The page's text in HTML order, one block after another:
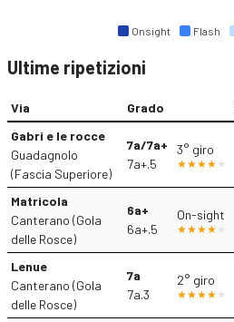
Onsight Flash
Ultime ripetizioni
Via Grado
Gabri e le rocce
Guadagnolo
(Fascia Superiore)
7a/7a+
7a+.5
3° giro
Matricola
Canterano (Gola
delle Rosce)
6a+
6a+.5
On-sight
Lenue
Canterano (Gola
delle Rosce)
7a
7a.3
2° giro